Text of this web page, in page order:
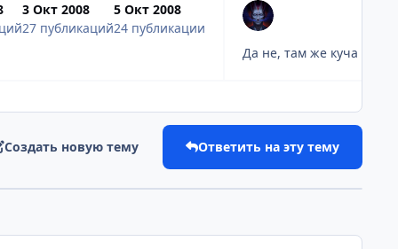
3 Окт 2008
27 публикаций
5 Окт 2008
24 публикации
Да не, там же куча
Создать новую тему Ответить на эту тему